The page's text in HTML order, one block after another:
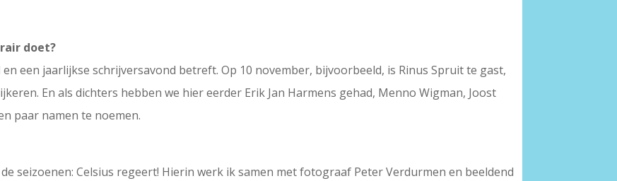
doet?
een jaarlijkse schrijversavond betreft. Op 10 november, bijvoorbeeld, is Rinus Spruit te gast,
En als dichters hebben we hier eerder Erik Jan Harmens gehad, Menno Wigman, Joost
paar namen te noemen.
seizoenen: Celsius regeert! Hierin werk ik samen met fotograaf Peter Verdurmen en beeldend